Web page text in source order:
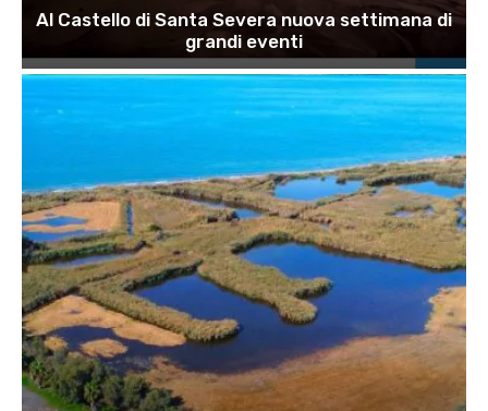
Al Castello di Santa Severa nuova settimana di
grandi eventi